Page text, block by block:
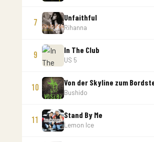
7
Unfaithful
Rihanna
9
In The Club
US 5
10
Von der Skyline zum
Bushido
11
Stand By Me
Lemon Ice